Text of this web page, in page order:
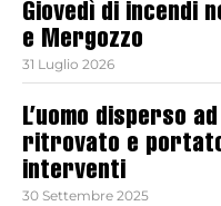
Giovedì di incendi
e Mergozzo
31 Luglio 2026
L’uomo disperso
ritrovato e
interventi
30 Settembre 2025